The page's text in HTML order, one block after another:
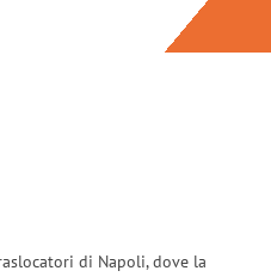
di Napoli, dove la